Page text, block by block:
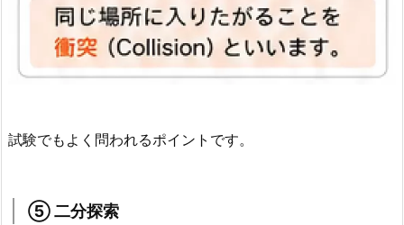
試験でもよく問われるポイントです。
⑤ 二分探索